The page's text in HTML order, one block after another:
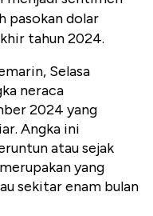
pasokan dolar
tahun 2024.
Selasa
neraca
2024 yang
Angka ini
atau sejak
yang
sekitar enam bulan